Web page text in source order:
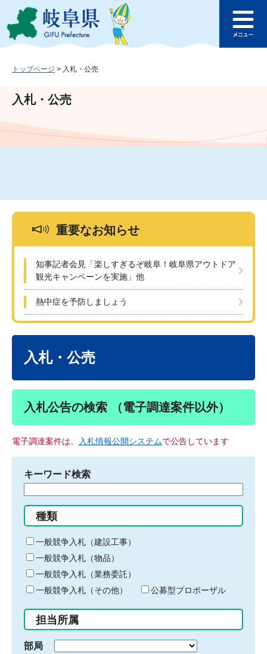
ジ
ュ
文
このページの本文へ
ュ
トップページ > 入札・公売
入札・公売
重要なお知らせ
知事記者会見「楽しすぎるぞ岐阜！岐阜県アウトドア
観光キャンペーンを実施」他
熱中症を予防しましょう
入札・公売
入札公告の検索 （電子調達案件以外）
電子調達案件は、 入札情報公開システムで公告しています
キーワード検索
る
キ
ー
ワ
ー
ド
入
力
種類
一般競争入札（建設工事）
一般競争入札（物品）
一般競争入札（業務委託）
一般競争入札（その他）
公募型プロポーザル
担当所属
部局